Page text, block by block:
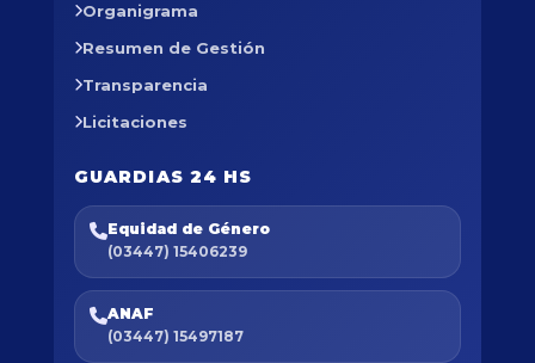
Organigrama
Resumen de Gestión
Transparencia
Licitaciones
GUARDIAS 24 HS
Equidad de Género
(03447) 15406239
ANAF
(03447) 15497187